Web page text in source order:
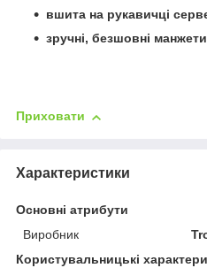
вшита на рукавичці
зручні, безшовні манжети
Приховати
Характеристики
Основні атрибути
Виробник
Користувальницькі